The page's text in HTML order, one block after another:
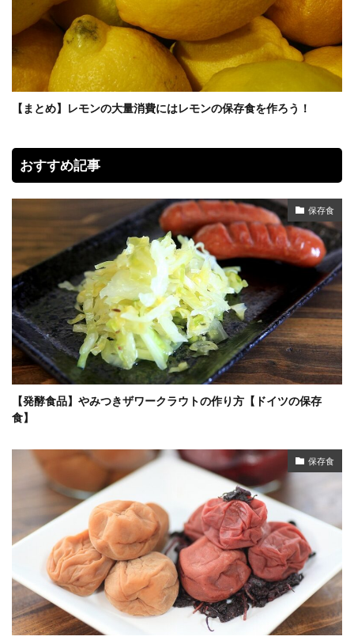
【まとめ】レモンの大量消費にはレモンの保存食を作ろう！
おすすめ記事
保存食
【発酵食品】やみつきザワークラウトの作り方【ドイツの保存
食】
保存食